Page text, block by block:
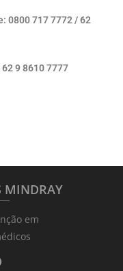
0800 717 7772 / 62
9 8610 7777
MINDRAY
em